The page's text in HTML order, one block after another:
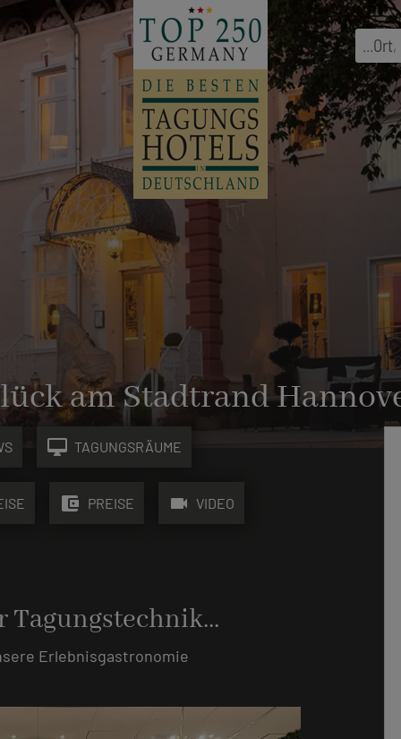
...Ort,
am Stadtrand
desktop_mac TAGUNGSRÄUME
account_balance_wallet PREISE videocam VIDEO
Erlebnisgastronomie